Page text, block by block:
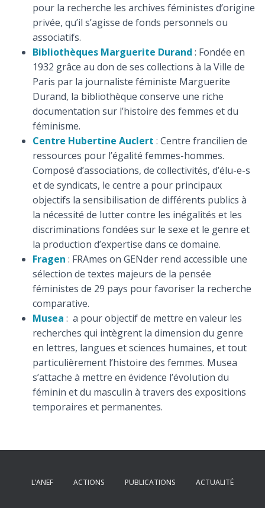
pour la recherche les archives féministes d’origine
privée, qu’il s’agisse de fonds personnels ou
associatifs.
Bibliothèques Marguerite Durand : Fondée en
1932 grâce au don de ses collections à la Ville de
Paris par la journaliste féministe Marguerite
Durand, la bibliothèque conserve une riche
documentation sur l’histoire des femmes et du
féminisme.
Centre Hubertine Auclert : Centre francilien de
ressources pour l’égalité femmes-hommes.
Composé d’associations, de collectivités, d’élu-e-s
et de syndicats, le centre a pour principaux
objectifs la sensibilisation de différents publics à
la nécessité de lutter contre les inégalités et les
discriminations fondées sur le sexe et le genre et
la production d’expertise dans ce domaine.
Fragen : FRAmes on GENder rend accessible une
sélection de textes majeurs de la pensée
féministes de 29 pays pour favoriser la recherche
comparative.
Musea : a pour objectif de mettre en valeur les
recherches qui intègrent la dimension du genre
en lettres, langues et sciences humaines, et tout
particulièrement l’histoire des femmes. Musea
s’attache à mettre en évidence l’évolution du
féminin et du masculin à travers des expositions
temporaires et permanentes.
L’ANEF ACTIONS PUBLICATIONS ACTUALITÉ